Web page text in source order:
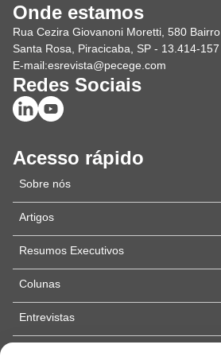
Onde estamos
Rua Cezira Giovanoni Moretti, 580 Bairro
Santa Rosa, Piracicaba, SP - 13.414-157
E-mail:esrevista@pecege.com
Redes Sociais
Acesso rápido
Sobre nós
Artigos
Resumos Executivos
Colunas
Entrevistas